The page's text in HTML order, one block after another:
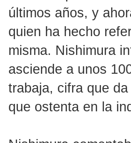
últimos años, y
quien ha hecho
misma. Nishimura
asciende a unos
trabaja, cifra que
que ostenta en la